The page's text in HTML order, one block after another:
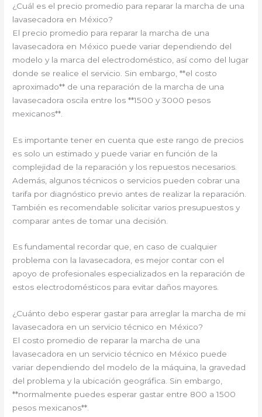
¿Cuál es el precio promedio para reparar la marcha de una
lavasecadora en México?
El precio promedio para reparar la marcha de una
lavasecadora en México puede variar dependiendo del
modelo y la marca del electrodoméstico, así como del lugar
donde se realice el servicio. Sin embargo, **el costo
aproximado** de una reparación de la marcha de una
lavasecadora oscila entre los **1500 y 3000 pesos
mexicanos**.
Es importante tener en cuenta que este rango de precios
es solo un estimado y puede variar en función de la
complejidad de la reparación y los repuestos necesarios.
Además, algunos técnicos o servicios pueden cobrar una
tarifa por diagnóstico previo antes de realizar la reparación.
También es recomendable solicitar varios presupuestos y
comparar antes de tomar una decisión.
Es fundamental recordar que, en caso de cualquier
problema con la lavasecadora, es mejor contar con el
apoyo de profesionales especializados en la reparación de
estos electrodomésticos para evitar daños mayores.
¿Cuánto debo esperar gastar para arreglar la marcha de mi
lavasecadora en un servicio técnico en México?
El costo promedio de reparar la marcha de una
lavasecadora en un servicio técnico en México puede
variar dependiendo del modelo de la máquina, la gravedad
del problema y la ubicación geográfica. Sin embargo,
**normalmente puedes esperar gastar entre 800 a 1500
pesos mexicanos**.